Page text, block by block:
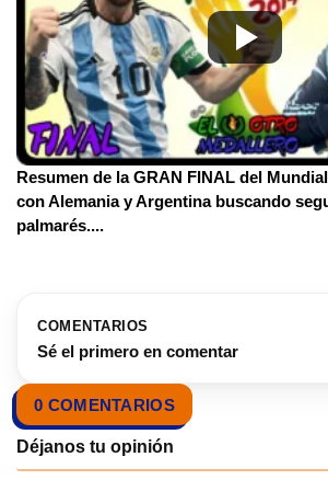
Resumen de la GRAN FINAL del
con Alemania y Argentina buscando
palmarés....
COMENTARIOS
Sé el primero en comentar
0 COMENTARIOS